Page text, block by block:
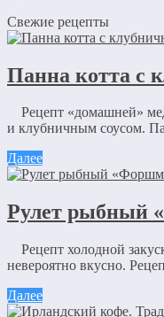
Свежие рецепты
Панна котта с
Рецепт «домашней»
и клубничным соусом.
Далее
Рулет рыбный
Рецепт холодной
невероятно вкусно.
Далее